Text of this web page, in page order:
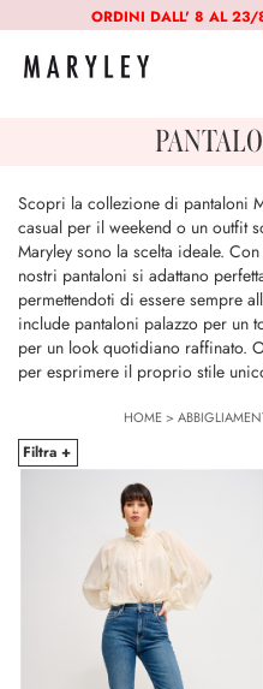
ORDINI DALL' 8 AL
Scopri la collezione di pantaloni
casual per il weekend o un outfit
Maryley sono la scelta ideale.
nostri pantaloni si adattano
permettendoti di essere sempre
include pantaloni palazzo per un
per un look quotidiano raffinato.
per esprimere il proprio stile
HOME>
Filtra +